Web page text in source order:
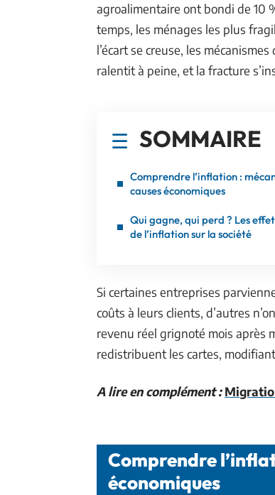
agroalimentaire ont bondi de 10
temps, les ménages les plus
l’écart se creuse, les
ralentit à peine, et la fracture
SOMMAIRE
Comprendre l’inflation :
causes économiques
Qui gagne, qui perd ? Les
de l’inflation sur la société
Si certaines entreprises
coûts à leurs clients, d’autres
revenu réel grignoté mois après
redistribuent les cartes,
A lire en complément :
Comprendre
économiques